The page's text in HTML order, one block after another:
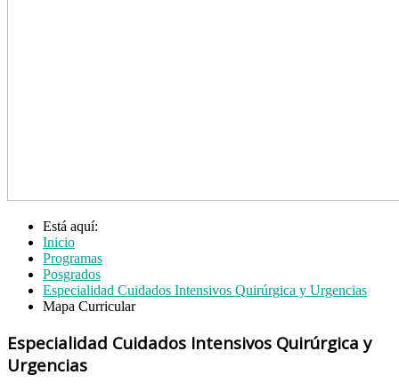
Está aquí:
Inicio
Programas
Posgrados
Especialidad Cuidados Intensivos Quirúrgica y Urgencias
Mapa Curricular
Especialidad Cuidados Intensivos Quirúrgica y
Urgencias